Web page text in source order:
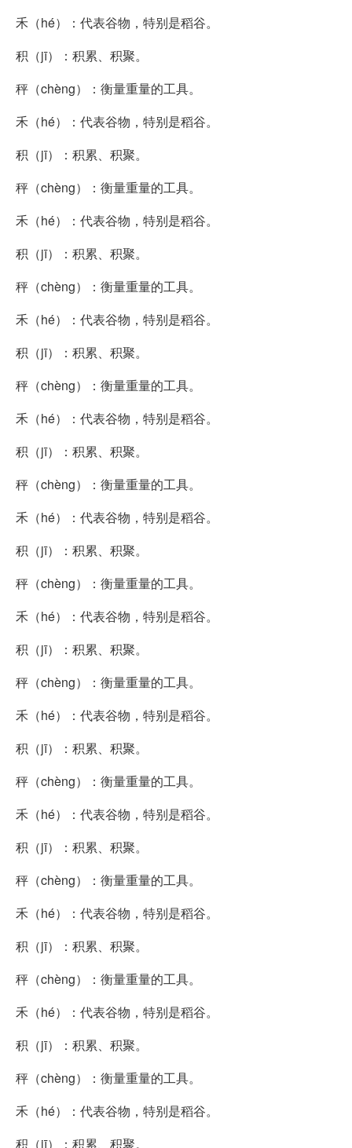
禾（hé）：代表谷物，特别是稻谷。
积（jī）：积累、积聚。
秤（chèng）：衡量重量的工具。
禾（hé）：代表谷物，特别是稻谷。
积（jī）：积累、积聚。
秤（chèng）：衡量重量的工具。
禾（hé）：代表谷物，特别是稻谷。
积（jī）：积累、积聚。
秤（chèng）：衡量重量的工具。
禾（hé）：代表谷物，特别是稻谷。
积（jī）：积累、积聚。
秤（chèng）：衡量重量的工具。
禾（hé）：代表谷物，特别是稻谷。
积（jī）：积累、积聚。
秤（chèng）：衡量重量的工具。
禾（hé）：代表谷物，特别是稻谷。
积（jī）：积累、积聚。
秤（chèng）：衡量重量的工具。
禾（hé）：代表谷物，特别是稻谷。
积（jī）：积累、积聚。
秤（chèng）：衡量重量的工具。
禾（hé）：代表谷物，特别是稻谷。
积（jī）：积累、积聚。
秤（chèng）：衡量重量的工具。
禾（hé）：代表谷物，特别是稻谷。
积（jī）：积累、积聚。
秤（chèng）：衡量重量的工具。
禾（hé）：代表谷物，特别是稻谷。
积（jī）：积累、积聚。
秤（chèng）：衡量重量的工具。
禾（hé）：代表谷物，特别是稻谷。
积（jī）：积累、积聚。
秤（chèng）：衡量重量的工具。
禾（hé）：代表谷物，特别是稻谷。
积（jī）：积累、积聚。